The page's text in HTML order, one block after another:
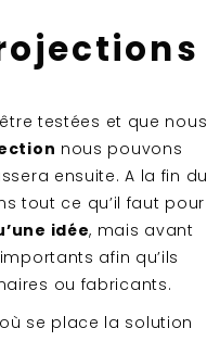
testées et que nous
nous pouvons
ensuite. A la fin du
tout ce qu’il faut pour
idée, mais avant
afin qu’ils
ou fabricants.
se place la solution